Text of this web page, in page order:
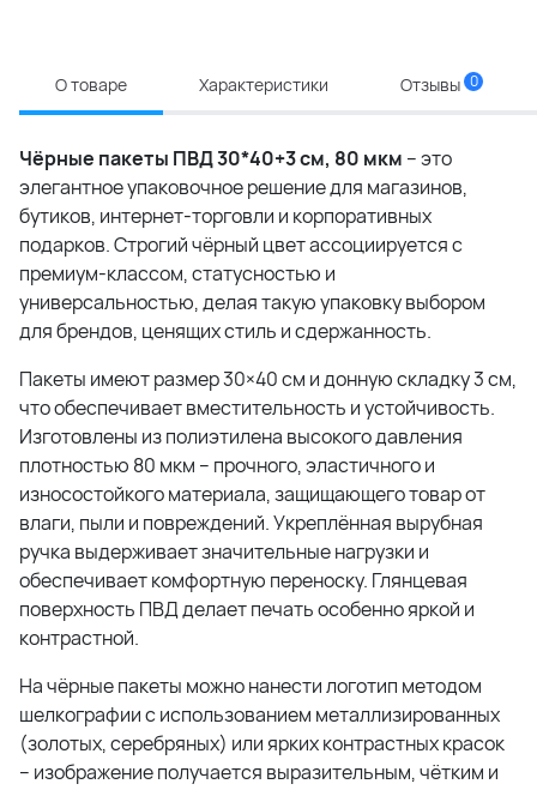
О товаре Характеристики Отзывы 0
Чёрные пакеты ПВД 30*40+3 см, 80 мкм – это
элегантное упаковочное решение для магазинов,
бутиков, интернет-торговли и корпоративных
подарков. Строгий чёрный цвет ассоциируется с
премиум-классом, статусностью и
универсальностью, делая такую упаковку выбором
для брендов, ценящих стиль и сдержанность.
Пакеты имеют размер 30×40 см и донную складку 3 см,
что обеспечивает вместительность и устойчивость.
Изготовлены из полиэтилена высокого давления
плотностью 80 мкм – прочного, эластичного и
износостойкого материала, защищающего товар от
влаги, пыли и повреждений. Укреплённая вырубная
ручка выдерживает значительные нагрузки и
обеспечивает комфортную переноску. Глянцевая
поверхность ПВД делает печать особенно яркой и
контрастной.
На чёрные пакеты можно нанести логотип методом
шелкографии с использованием металлизированных
(золотых, серебряных) или ярких контрастных красок
– изображение получается выразительным, чётким и